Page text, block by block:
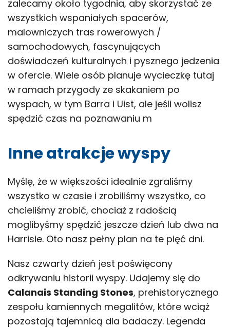
zalecamy około tygodnia, aby skorzystać ze
wszystkich wspaniałych spacerów,
malowniczych tras rowerowych /
samochodowych, fascynujących
doświadczeń kulturalnych i pysznego jedzenia
w ofercie. Wiele osób planuje wycieczkę tutaj
w ramach przygody ze skakaniem po
wyspach, w tym Barra i Uist, ale jeśli wolisz
spędzić czas na poznawaniu m
Inne atrakcje wyspy
Myślę, że w większości idealnie zgraliśmy
wszystko w czasie i zrobiliśmy wszystko, co
chcieliśmy zrobić, chociaż z radością
moglibyśmy spędzić jeszcze dzień lub dwa na
Harrisie. Oto nasz pełny plan na te pięć dni.
Nasz czwarty dzień jest poświęcony
odkrywaniu historii wyspy. Udajemy się do
Calanais Standing Stones, prehistorycznego
zespołu kamiennych megalitów, które wciąż
pozostają tajemnicą dla badaczy. Legenda